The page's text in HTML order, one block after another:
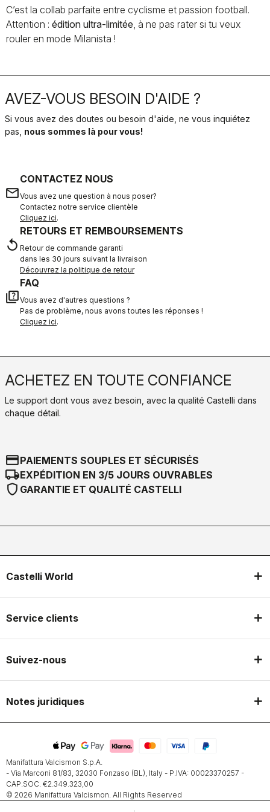
C’est la collab parfaite entre cyclisme et passion football.
Attention : édition ultra-limitée, à ne pas rater si tu veux
rouler en mode Milanista !
AVEZ-VOUS BESOIN D'AIDE ?
Si vous avez des doutes ou besoin d'aide, ne vous inquiétez
pas, nous sommes là pour vous!
email
CONTACTEZ NOUS
Vous avez une question à nous poser?
Contactez notre service clientèle
Cliquez ici.
replay
RETOURS ET REMBOURSEMENTS
Retour de commande garanti
dans les 30 jours suivant la livraison
Découvrez la politique de retour
quiz
FAQ
Vous avez d'autres questions ?
Pas de problème, nous avons toutes les réponses !
Cliquez ici.
ACHETEZ EN TOUTE CONFIANCE
Le support dont vous avez besoin, avec la qualité Castelli dans
chaque détail.
credit_cardPAIEMENTS SOUPLES ET SÉCURISÉS
local_shippingEXPÉDITION EN 3/5 JOURS OUVRABLES
shield GARANTIE ET QUALITÉ CASTELLI
Castelli World
Service clients
Suivez-nous
Notes juridiques
Manifattura Valcismon S.p.A.
- Via Marconi 81/83, 32030 Fonzaso (BL), Italy - P.IVA: 00023370257 -
CAP.SOC. €2.349.323,00
© 2026 Manifattura Valcismon. All Rights Reserved